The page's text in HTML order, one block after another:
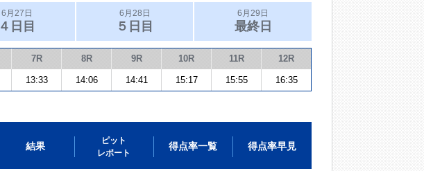
6月27日
４日目
6月28日
５日目
6月29日
最終日
7R 8R 9R 10R 11R 12R
13:33 14:06 14:41 15:17 15:55 16:35
結果
ピット
レポート
得点率一覧 得点率早見